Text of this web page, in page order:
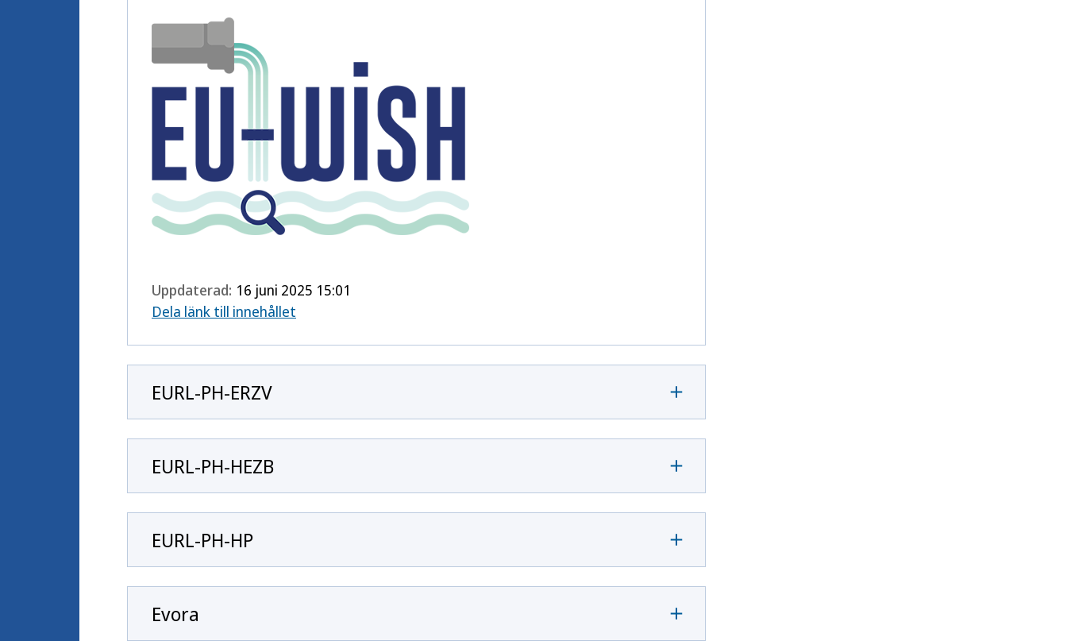
Uppdaterad: 16 juni 2025 15:01
Dela länk till innehållet
EURL-PH-ERZV
EURL-PH-HEZB
EURL-PH-HP
Evora